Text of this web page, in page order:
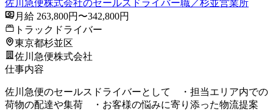
佐川急便株式会社のセールスドライバー職／杉並営業所
月給 263,800円〜342,800円
トラックドライバー
東京都杉並区
佐川急便株式会社
仕事内容
佐川急便のセールスドライバーとして ・担当エリア内での
荷物の配達や集荷 ・お客様の悩みに寄り添った物流提案